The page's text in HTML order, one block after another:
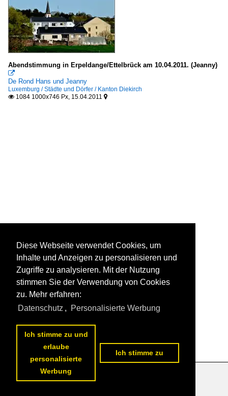
Abendstimmung in Erpeldange/Ettelbrück am 10.04.2011. (Jeanny)

De Rond Hans und Jeanny
Luxemburg / Städte und Dörfer / Kanton Diekirch
 1084 1000x746 Px, 15.04.2011 
Datenschutzerklärung
Diese Webseite verwendet Cookies, um
Inhalte und Anzeigen zu personalisieren und
Zugriffe zu analysieren. Mit der Nutzung
stimmen Sie der Verwendung von Cookies
zu. Mehr erfahren:
Datenschutz , Personalisierte Werbung
Ich stimme zu und
erlaube
personalisierte
Werbung
Ich stimme zu